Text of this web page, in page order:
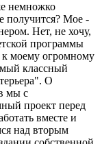
немножко
получится? Мое -
Нет, не хочу,
программы
к моему огромному
классный
О
мы с
проект перед
вместе и
над вторым